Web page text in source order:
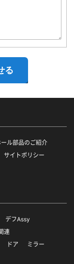
ル部品のご紹介
サイトポリシー
デフAssy
連
ドア
ミラー